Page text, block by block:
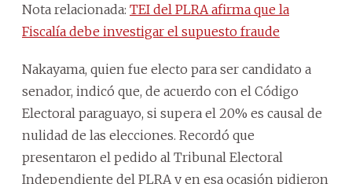
Nota relacionada: TEI del PLRA afirma que la
Fiscalía debe investigar el supuesto fraude
Nakayama, quien fue electo para ser candidato a
senador, indicó que, de acuerdo con el Código
Electoral paraguayo, si supera el 20% es causal de
nulidad de las elecciones. Recordó que
presentaron el pedido al Tribunal Electoral
Independiente del PLRA y en esa ocasión pidieron